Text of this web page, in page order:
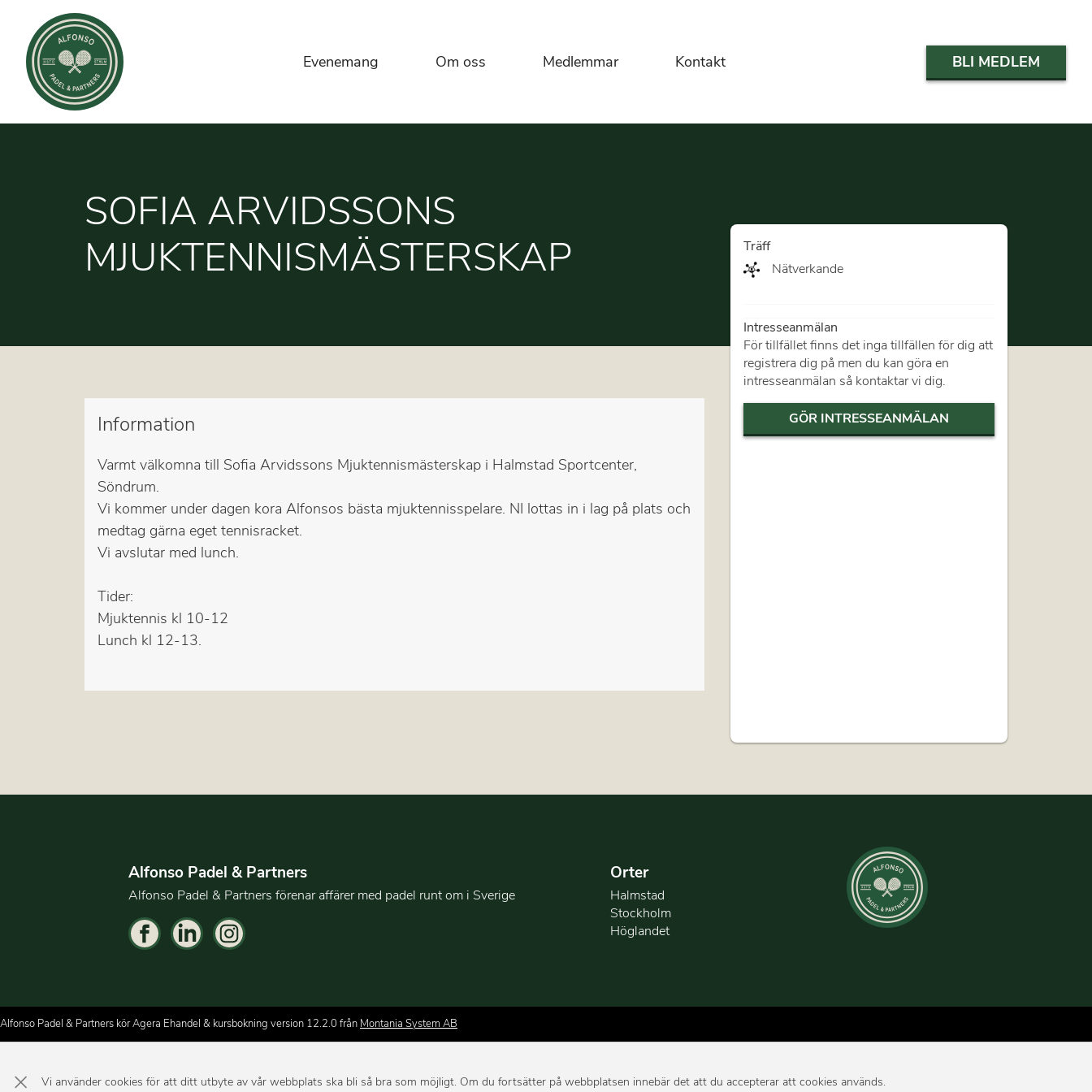
Evenemang Om oss Medlemmar Kontakt BLI MEDLEM
SOFIA ARVIDSSONS
MJUKTENNISMÄSTERSKAP
Information
Varmt välkomna till Sofia Arvidssons Mjuktennismästerskap i Halmstad Sportcenter,
Söndrum.
Vi kommer under dagen kora Alfonsos bästa mjuktennisspelare. NI lottas in i lag på plats och
medtag gärna eget tennisracket.
Vi avslutar med lunch.
Tider:
Mjuktennis kl 10-12
Lunch kl 12-13.
Träff
Nätverkande
Intresseanmälan
För tillfället finns det inga tillfällen för dig att
registrera dig på men du kan göra en
intresseanmälan så kontaktar vi dig.
GÖR INTRESSEANMÄLAN
Alfonso Padel & Partners
Alfonso Padel & Partners förenar affärer med padel runt om i Sverige
Orter
Halmstad
Stockholm
Höglandet
Alfonso Padel & Partners kör Agera Ehandel & kursbokning version 12.2.0 från Montania System AB
× Vi använder cookies för att ditt utbyte av vår webbplats ska bli så bra som möjligt. Om du fortsätter på webbplatsen innebär det att du accepterar att cookies används.